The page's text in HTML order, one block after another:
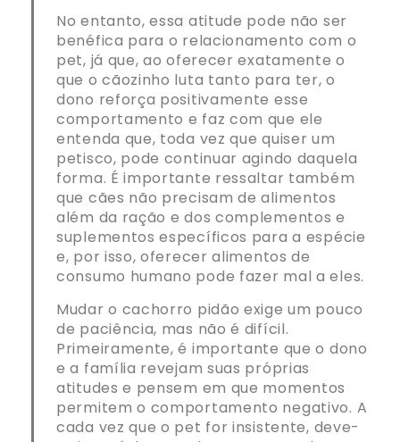
No entanto, essa atitude pode não ser
benéfica para o relacionamento com o
pet, já que, ao oferecer exatamente o
que o cãozinho luta tanto para ter, o
dono reforça positivamente esse
comportamento e faz com que ele
entenda que, toda vez que quiser um
petisco, pode continuar agindo daquela
forma. É importante ressaltar também
que cães não precisam de alimentos
além da ração e dos complementos e
suplementos específicos para a espécie
e, por isso, oferecer alimentos de
consumo humano pode fazer mal a eles.
Mudar o cachorro pidão exige um pouco
de paciência, mas não é difícil.
Primeiramente, é importante que o dono
e a família revejam suas próprias
atitudes e pensem em que momentos
permitem o comportamento negativo. A
cada vez que o pet for insistente, deve-